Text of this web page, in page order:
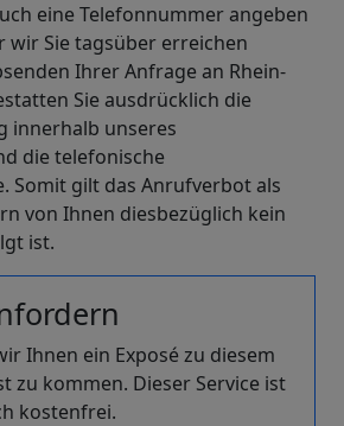
eine Telefonnummer angeben
Sie tagsüber erreichen
Ihrer Anfrage an Rhein-
Sie ausdrücklich die
innerhalb unseres
die telefonische
Somit gilt das Anrufverbot als
von Ihnen diesbezüglich kein
ist.
Ihnen ein Exposé zu diesem
zu kommen. Dieser Service ist
kostenfrei.